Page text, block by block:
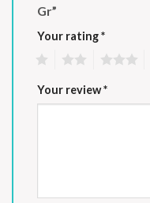
Gr”
Your rating*
Your review*